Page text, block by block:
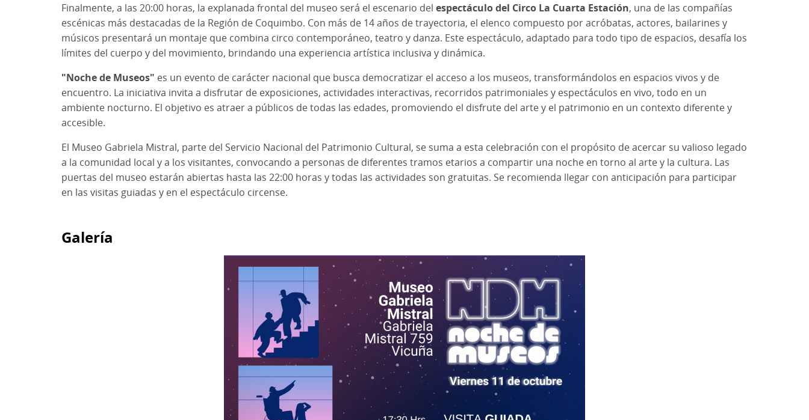
Finalmente, a las 20:00 horas, la explanada frontal del museo será el escenario del espectáculo del Circo La Cuarta Estación, una de las compañías
escénicas más destacadas de la Región de Coquimbo. Con más de 14 años de trayectoria, el elenco compuesto por acróbatas, actores, bailarines y
músicos presentará un montaje que combina circo contemporáneo, teatro y danza. Este espectáculo, adaptado para todo tipo de espacios, desafía los
límites del cuerpo y del movimiento, brindando una experiencia artística inclusiva y dinámica.
"Noche de Museos" es un evento de carácter nacional que busca democratizar el acceso a los museos, transformándolos en espacios vivos y de
encuentro. La iniciativa invita a disfrutar de exposiciones, actividades interactivas, recorridos patrimoniales y espectáculos en vivo, todo en un
ambiente nocturno. El objetivo es atraer a públicos de todas las edades, promoviendo el disfrute del arte y el patrimonio en un contexto diferente y
accesible.
El Museo Gabriela Mistral, parte del Servicio Nacional del Patrimonio Cultural, se suma a esta celebración con el propósito de acercar su valioso legado
a la comunidad local y a los visitantes, convocando a personas de diferentes tramos etarios a compartir una noche en torno al arte y la cultura. Las
puertas del museo estarán abiertas hasta las 22:00 horas y todas las actividades son gratuitas. Se recomienda llegar con anticipación para participar
en las visitas guiadas y en el espectáculo circense.
Galería